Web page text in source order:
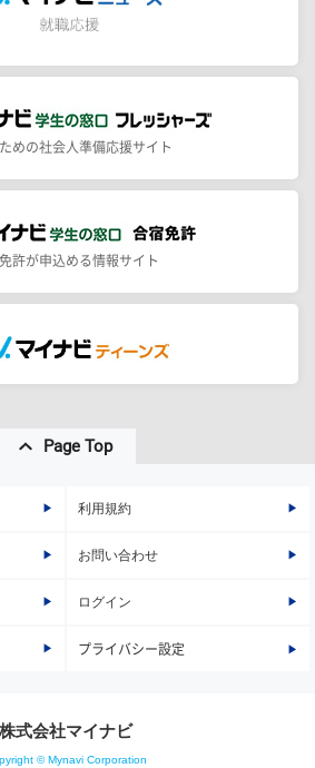
めの社会人準備応援サイト
許が申込める情報サイト
Page Top
利用規約
お問い合わせ
ログイン
プライバシー設定
株式会社マイナビ
© Mynavi Corporation